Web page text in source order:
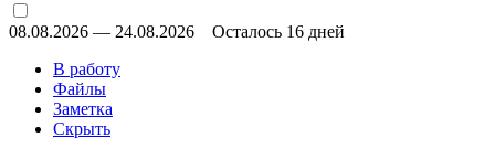
08.08.2026 — 24.08.2026
Осталось 16 дней
В работу
Файлы
Заметка
Скрыть